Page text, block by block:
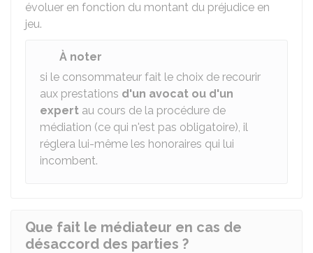
évoluer en fonction du montant du préjudice en
jeu.
À noter
si le consommateur fait le choix de recourir
aux prestations d'un avocat ou d'un
expert au cours de la procédure de
médiation (ce qui n'est pas obligatoire), il
réglera lui-même les honoraires qui lui
incombent.
Que fait le médiateur en cas de
désaccord des parties ?